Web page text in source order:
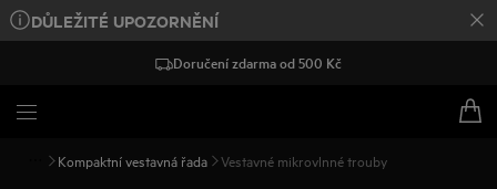
DŮLEŽITÉ UPOZORNĚNÍ
Doručení zdarma od 500 Kč
Kompaktní vestavná řada Vestavné mikrovlnné trouby